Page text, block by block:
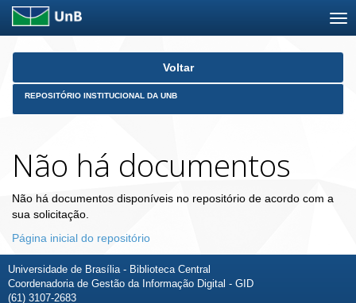
Skip
Voltar
REPOSITÓRIO INSTITUCIONAL DA UNB
Não há documentos
Não há documentos disponíveis no repositório de acordo com a
sua solicitação.
Página inicial do repositório
Universidade de Brasília - Biblioteca Central
Coordenadoria de Gestão da Informação Digital - GID
(61) 3107-2683